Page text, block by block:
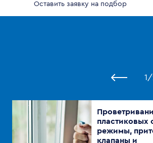
Оставить заявку на подбор
1 /
пластиковых
режимы,
клапаны и